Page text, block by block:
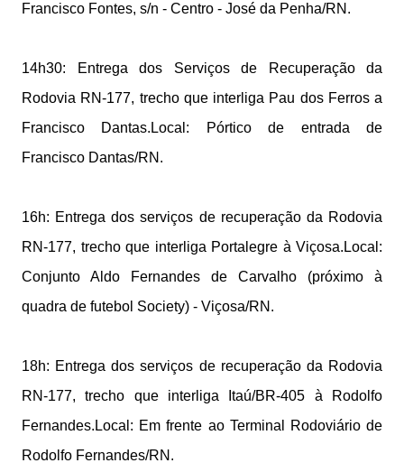
Francisco Fontes, s/n - Centro - José da Penha/RN.
14h30: Entrega dos Serviços de Recuperação da
Rodovia RN-177, trecho que interliga Pau dos Ferros a
Francisco Dantas.Local: Pórtico de entrada de
Francisco Dantas/RN.
16h: Entrega dos serviços de recuperação da Rodovia
RN-177, trecho que interliga Portalegre à Viçosa.Local:
Conjunto Aldo Fernandes de Carvalho (próximo à
quadra de futebol Society) - Viçosa/RN.
18h: Entrega dos serviços de recuperação da Rodovia
RN-177, trecho que interliga Itaú/BR-405 à Rodolfo
Fernandes.Local: Em frente ao Terminal Rodoviário de
Rodolfo Fernandes/RN.